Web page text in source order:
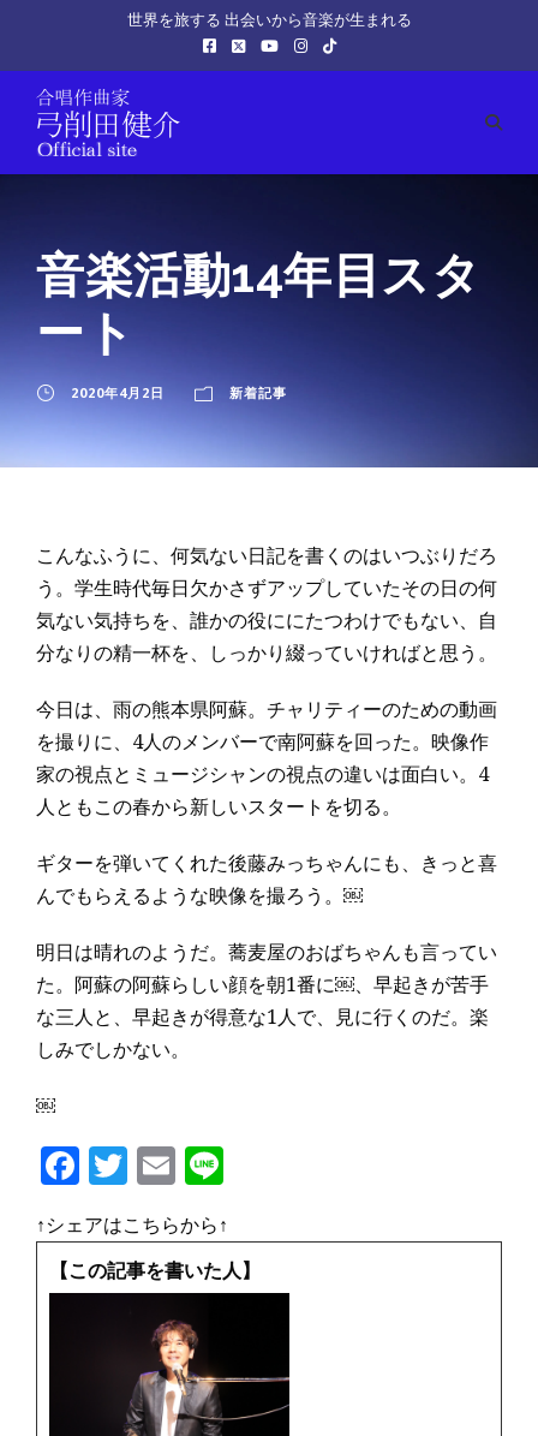
世界を旅する 出会いから音楽が生まれる
音楽活動14年目スタ
ート
2020年4月2日 新着記事
こんなふうに、何気ない日記を書くのはいつぶりだろ
う。学生時代毎日欠かさずアップしていたその日の何
気ない気持ちを、誰かの役ににたつわけでもない、自
分なりの精一杯を、しっかり綴っていければと思う。
今日は、雨の熊本県阿蘇。チャリティーのための動画
を撮りに、4人のメンバーで南阿蘇を回った。映像作
家の視点とミュージシャンの視点の違いは面白い。4
人ともこの春から新しいスタートを切る。
ギターを弾いてくれた後藤みっちゃんにも、きっと喜
んでもらえるような映像を撮ろう。￼
明日は晴れのようだ。蕎麦屋のおばちゃんも言ってい
た。阿蘇の阿蘇らしい顔を朝1番に￼、早起きが苦手
な三人と、早起きが得意な1人で、見に行くのだ。楽
しみでしかない。
￼
F
c
e
T
w
it
te
E
m
ai
l
e
↑シェアはこちらから↑
【この記事を書いた人】